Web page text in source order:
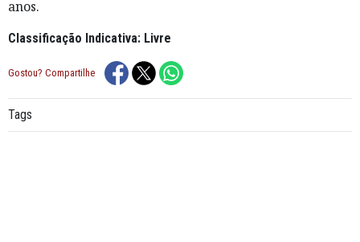
anos.
Classificação Indicativa: Livre
Gostou? Compartilhe
Tags